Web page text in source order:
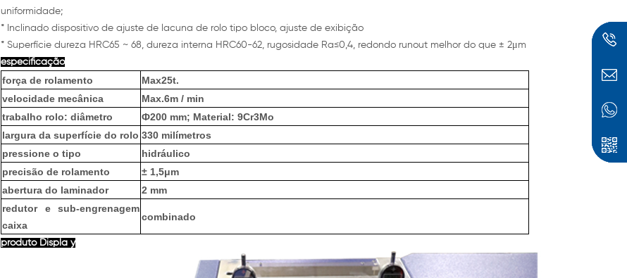
uniformidade;
* Inclinado dispositivo de ajuste de lacuna de rolo tipo bloco, ajuste de exibição
* Superfície dureza HRC65 ~ 68, dureza interna HRC60-62, rugosidade Ra≤0,4, redondo runout melhor do que ± 2μm
especificação
força de rolamento
Max25t.
velocidade mecânica
Max.6m / min
trabalho rolo: diâmetro
Ф200 mm; Material: 9Cr3Mo
largura da superfície do rolo 330 milímetros
pressione o tipo
hidráulico
precisão de rolamento
± 1,5μm
abertura do laminador
2 mm
redutor e sub-engrenagem
caixa
combinado
produto Display